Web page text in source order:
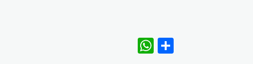
WhatsApp